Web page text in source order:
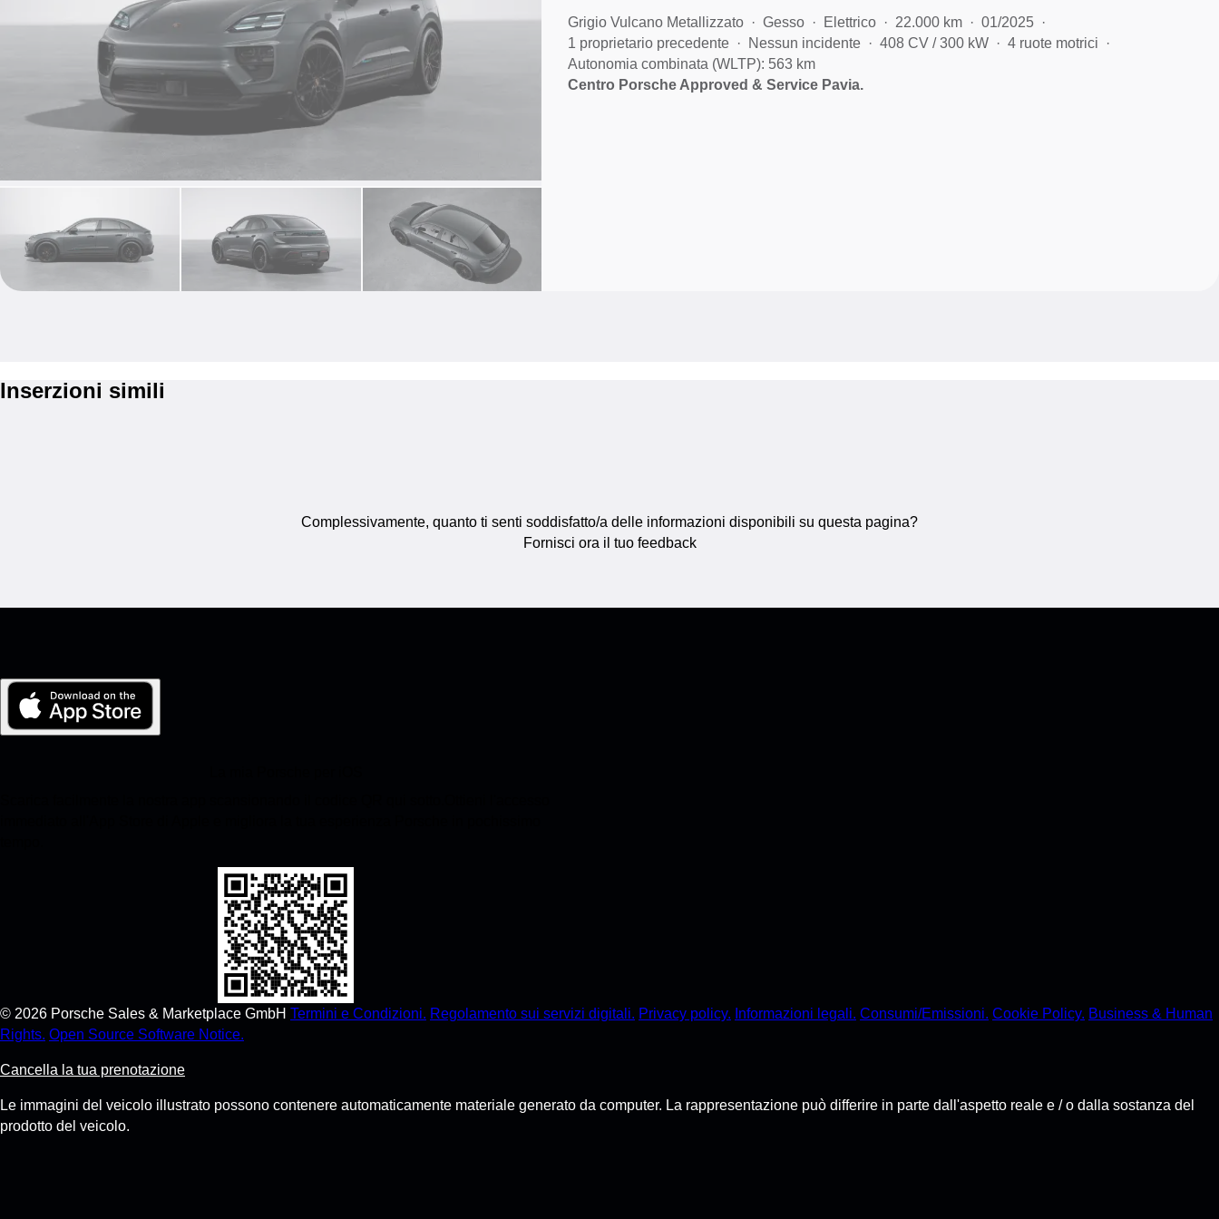
Grigio Vulcano Metallizzato Gesso Elettrico 22.000 km
01/2025
1 proprietario precedente
Nessun incidente 408 CV / 300 kW
4 ruote motrici
Autonomia combinata (WLTP): 563 km
Centro Porsche Approved & Service Pavia.
Inserzioni simili
Complessivamente, quanto ti senti soddisfatto/a delle informazioni disponibili su questa pagina?
Fornisci ora il tuo feedback
© 2026 Porsche Sales & Marketplace GmbH Termini e Condizioni. Regolamento sui servizi digitali. Privacy policy. Informazioni legali. Consumi/Emissioni. Cookie Policy. Business & Human
Rights. Open Source Software Notice.
Cancella la tua prenotazione
Le immagini del veicolo illustrato possono contenere automaticamente materiale generato da computer. La rappresentazione può differire in parte dall'aspetto reale e / o dalla sostanza del
prodotto del veicolo.